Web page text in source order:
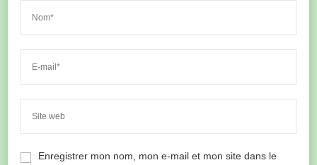
Enregistrer mon nom, mon e-mail et mon site dans le